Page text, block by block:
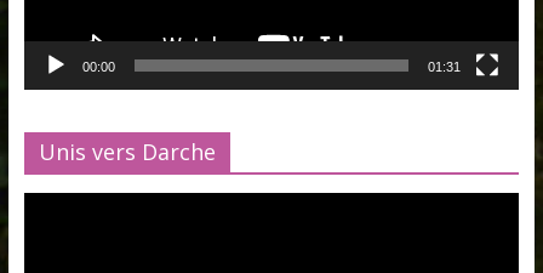
00:00 01:31
Unis vers Darche